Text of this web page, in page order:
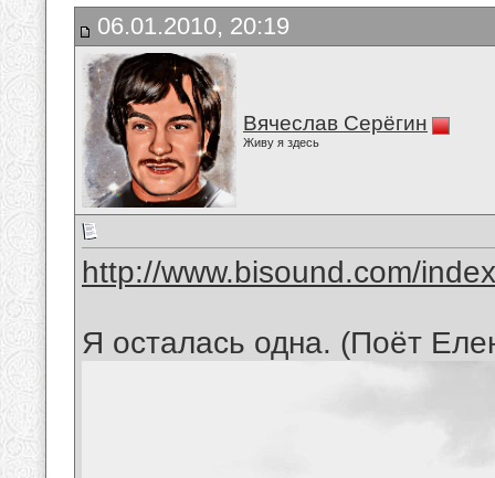
06.01.2010, 20:19
Вячеслав Серёгин
Живу я здесь
http://www.bisound.com/
Я осталась одна. (Поёт